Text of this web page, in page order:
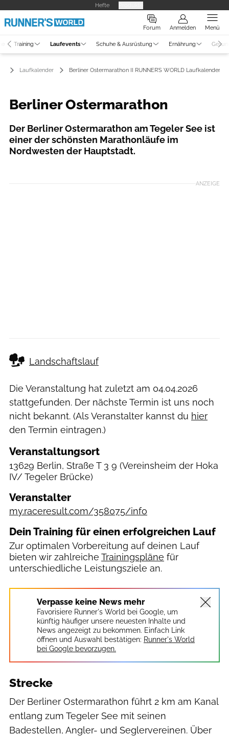
Hefte
Forum Anmelden Menü
Training Laufevents Schuhe & Ausrüstung Ernährung
Laufkalender Berliner Ostermarathon II RUNNER’S WORLD Laufkalender
Berliner Ostermarathon
Der Berliner Ostermarathon am Tegeler See ist
einer der schönsten Marathonläufe im
Nordwesten der Hauptstadt.
ANZEIGE
Landschaftslauf
Die Veranstaltung hat zuletzt am 04.04.2026
stattgefunden. Der nächste Termin ist uns noch
nicht bekannt. (Als Veranstalter kannst du hier
den Termin eintragen.)
Veranstaltungsort
13629 Berlin, Straße T 3 9 (Vereinsheim der Hoka
IV/ Tegeler Brücke)
Veranstalter
my.raceresult.com/358075/info
Dein Training für einen erfolgreichen Lauf
Zur optimalen Vorbereitung auf deinen Lauf
bieten wir zahlreiche Trainingspläne für
unterschiedliche Leistungsziele an.
Verpasse keine News mehr
Favorisiere Runner's World bei Google, um
künftig häufiger unsere neuesten Inhalte und
News angezeigt zu bekommen. Einfach Link
öffnen und Auswahl bestätigen: Runner's World
bei Google bevorzugen.
Strecke
Der Berliner Ostermarathon führt 2 km am Kanal
entlang zum Tegeler See mit seinen
Badestellen, Angler- und Seglervereinen. Über